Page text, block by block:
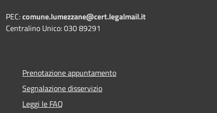
PEC:comune.lumezzane@cert.legalmail.it
Centralino Unico: 030 89291
Prenotazione appuntamento
Segnalazione disservizio
Leggi le FAQ